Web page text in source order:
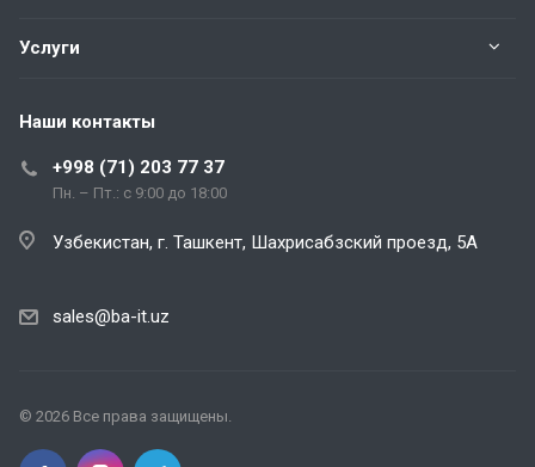
Услуги
Наши контакты
+998 (71) 203 77 37
Пн. – Пт.: с 9:00 до 18:00
Узбекистан, г. Ташкент, Шахрисабзский проезд, 5А
sales@ba-it.uz
© 2026 Все права защищены.